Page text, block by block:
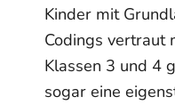
Kinder mit
Codings vertraut
Klassen 3 und 4
sogar eine